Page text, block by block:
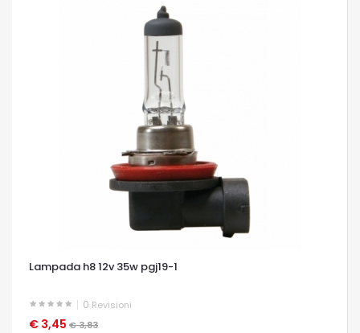
Lampada h8 12v 35w pgj19-1
0 Revisioni
€ 3,45 € 3,83
OCCHIATA VELOCE